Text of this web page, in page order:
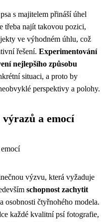
s majitelem přináší úhel
třeba najít takovou pozici,
ve výhodném úhlu, což
řešení. Experimentování
nejlepšího způsobu
situaci, a proto by
perspektivy a polohy.
a emocí
výzvu, která vyžaduje
schopnost zachytit
osobnosti čtyřnohého modela.
každé kvalitní psí fotografie,